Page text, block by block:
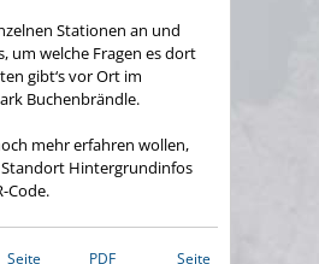
Stationen an und
um welche Fragen es dort
gibt‘s vor Ort im
Buchenbrändle.
mehr erfahren wollen,
Hintergrundinfos
Code.
Seite
PDF
Seite